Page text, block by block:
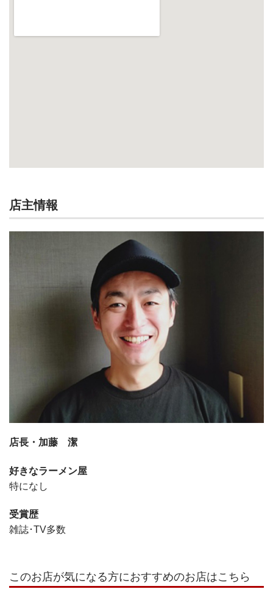
店主情報
店長・加藤 潔
好きなラーメン屋
特になし
受賞歴
雑誌･TV多数
このお店が気になる方におすすめのお店はこちら